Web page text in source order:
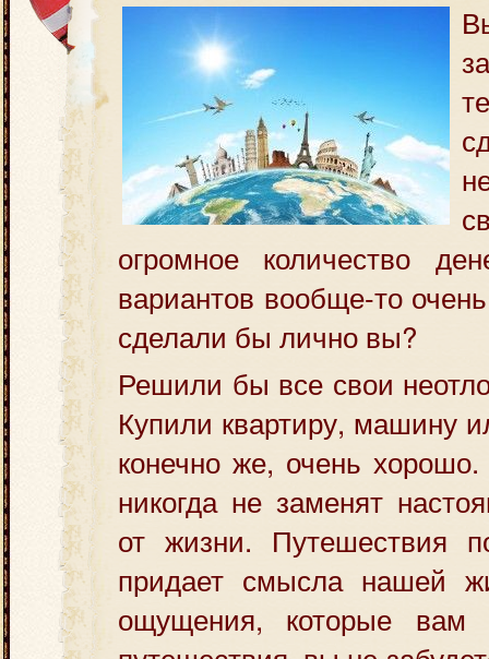
огромное количество
вариантов вообще-то
сделали бы лично вы?
Решили бы все свои
Купили квартиру, машину
конечно же, очень
никогда не заменят
от жизни. Путешествия
придает смысла нашей
ощущения, которые вам